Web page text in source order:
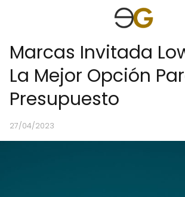
Marcas Invitada
La Mejor Opción
Presupuesto
27/04/2023